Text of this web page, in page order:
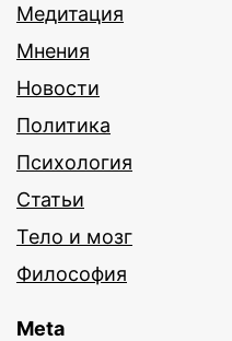
Медитация
Мнения
Новости
Политика
Психология
Статьи
Тело и мозг
Философия
Meta